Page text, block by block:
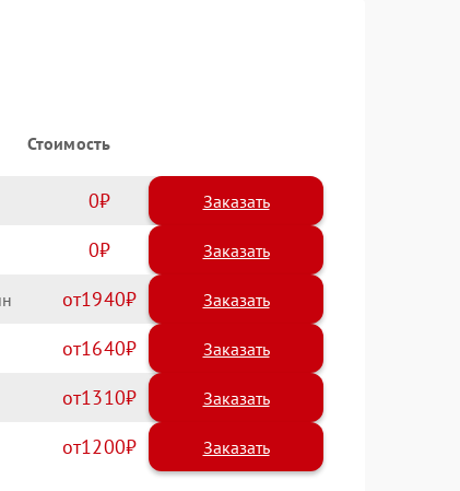
Стоимость
0 Заказать
0 Заказать
1940
1640
1310
1200